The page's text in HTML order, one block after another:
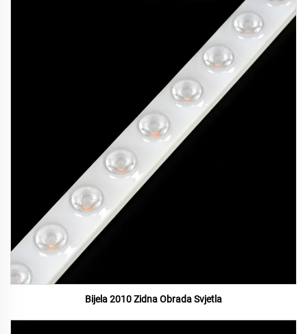
Bijela 2010 Zidna Obrada Svjetla